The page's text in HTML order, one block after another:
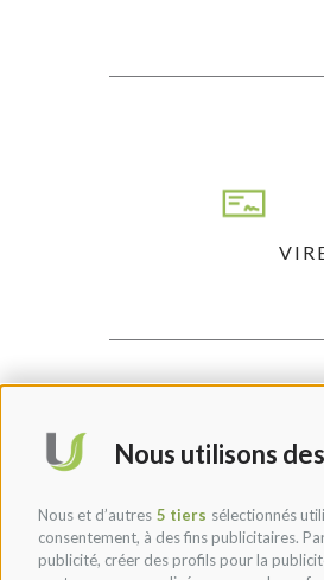
Nous utilisons
Nous et d’autres 5 tiers sélectionnés
consentement, à des fins publicitaires.
publicité, créer des profils pour la